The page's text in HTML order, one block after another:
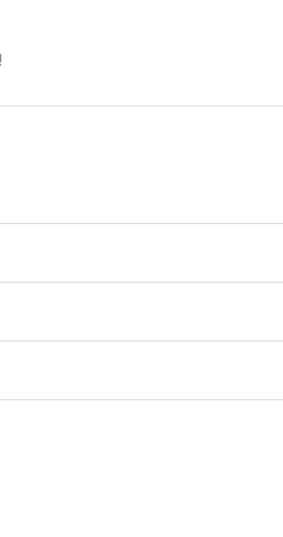
product zo spoedig
ontvangst van retour
betaalmethode waarmee